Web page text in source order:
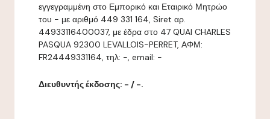
εγγεγραμμένη στο Εμπορικό και Εταιρικό Μητρώο
του - με αριθμό 449 331 164, Siret αρ.
44933116400037, με έδρα στο 47 QUAI CHARLES
PASQUA 92300 LEVALLOIS-PERRET, ΑΦΜ:
FR24449331164, τηλ: -, email: -
Διευθυντής έκδοσης: - / -.